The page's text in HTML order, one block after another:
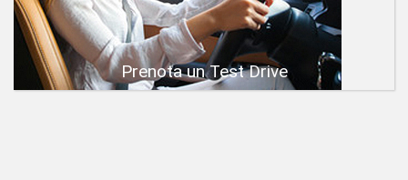
Prenota un Test Drive